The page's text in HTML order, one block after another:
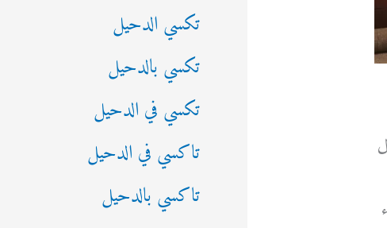
:تكسي الدحيل
تكسي بالدحيل
تكسي في الدحيل
تاكسي في الدحيل
تاكسي بالدحيل